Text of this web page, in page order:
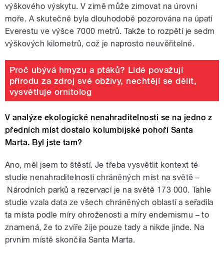
výškového výskytu. V zimě může zimovat na úrovni
moře. A skutečně byla dlouhodobě pozorována na úpatí
Everestu ve výšce 7000 metrů. Takže to rozpětí je sedm
výškových kilometrů, což je naprosto neuvěřitelné.
Proč ubývá hmyzu a ptáků? Lidé považují
přírodu za zdroj své obživy, nechtějí se dělit,
vysvětluje ornitolog
V analýze ekologické nenahraditelnosti se na jedno z
předních míst dostalo kolumbijské pohoří Santa
Marta. Byl jste tam?
Ano, měl jsem to štěstí. Je třeba vysvětlit kontext té
studie nenahraditelnosti chráněných míst na světě–
Národních parků a rezervací je na světě 173 000. Tahle
studie vzala data ze všech chráněných oblastí a seřadila
ta místa podle míry ohroženosti a míry endemismu – to
znamená, že to zvíře žije pouze tady a nikde jinde. Na
prvním místě skončila Santa Marta.